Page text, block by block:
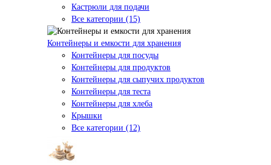
Кастрюли для подачи
Все категории (15)
Контейнеры и емкости для хранения
Контейнеры для посуды
Контейнеры для продуктов
Контейнеры для сыпучих продуктов
Контейнеры для теста
Контейнеры для хлеба
Крышки
Все категории (12)